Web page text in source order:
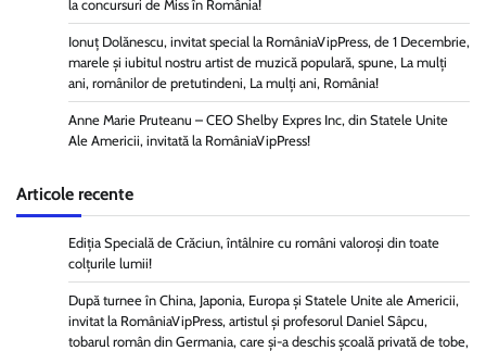
la concursuri de Miss în România!
Ionuț Dolănescu, invitat special la RomâniaVipPress, de 1 Decembrie,
marele și iubitul nostru artist de muzică populară, spune, La mulți
ani, românilor de pretutindeni, La mulți ani, România!
Anne Marie Pruteanu – CEO Shelby Expres Inc, din Statele Unite
Ale Americii, invitată la RomâniaVipPress!
Articole recente
Ediția Specială de Crăciun, întâlnire cu români valoroși din toate
colțurile lumii!
După turnee în China, Japonia, Europa și Statele Unite ale Americii,
invitat la RomâniaVipPress, artistul și profesorul Daniel Sâpcu,
tobarul român din Germania, care și-a deschis școală privată de tobe,